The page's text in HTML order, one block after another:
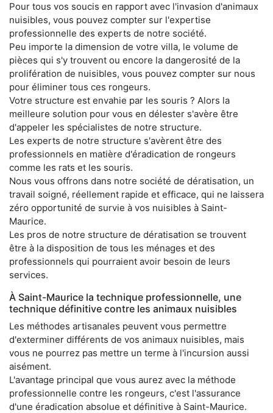
Pour tous vos soucis en rapport avec l'invasion d'animaux
nuisibles, vous pouvez compter sur l'expertise
professionnelle des experts de notre société.
Peu importe la dimension de votre villa, le volume de
pièces qui s'y trouvent ou encore la dangerosité de la
prolifération de nuisibles, vous pouvez compter sur nous
pour éliminer tous ces rongeurs.
Votre structure est envahie par les souris ? Alors la
meilleure solution pour vous en délester s'avère être
d'appeler les spécialistes de notre structure.
Les experts de notre structure s'avèrent être des
professionnels en matière d'éradication de rongeurs
comme les rats et les souris.
Nous vous offrons dans notre société de dératisation, un
travail soigné, réellement rapide et efficace, qui ne laissera
zéro opportunité de survie à vos nuisibles à Saint-
Maurice.
Les pros de notre structure de dératisation se trouvent
être à la disposition de tous les ménages et des
professionnels qui pourraient avoir besoin de leurs
services.
À Saint-Maurice la technique professionnelle, une
technique définitive contre les animaux nuisibles
Les méthodes artisanales peuvent vous permettre
d'exterminer différents de vos animaux nuisibles, mais
vous ne pourrez pas mettre un terme à l'incursion aussi
aisément.
L'avantage principal que vous aurez avec la méthode
professionnelle contre les rongeurs, c'est l'assurance
d'une éradication absolue et définitive à Saint-Maurice.